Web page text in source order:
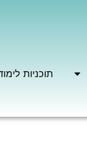
תוכניות